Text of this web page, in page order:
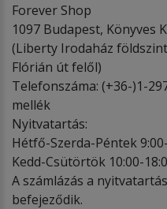
Forever Shop
1097 Budapest, Könyves
(Liberty Irodaház
Flórián út felől)
Telefonszáma: (+36-)1-
mellék
Nyitvatartás:
Hétfő-Szerda-Péntek
Kedd-Csütörtök 10:00-
A számlázás a
befejeződik.